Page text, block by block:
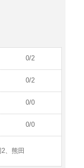
0/2
0/2
0/0
0/0
、熊田